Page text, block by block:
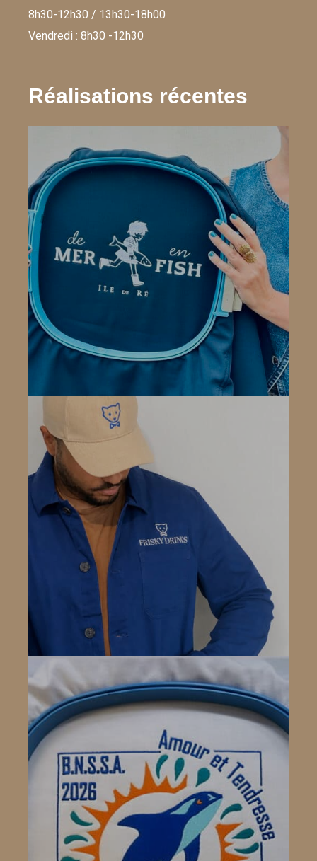
8h30-12h30 / 13h30-18h00
Vendredi : 8h30 -12h30
Réalisations récentes